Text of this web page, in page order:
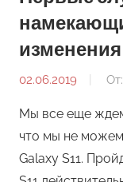
изменения
02.06.2019 От:
Мы все еще ждем
что мы не можем
Galaxy S11.